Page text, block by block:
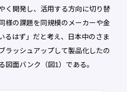
く開発し、活用する方向に切り替
様の課題を同規模のメーカーや金
るはず」だと考え、日本中のさま
ラッシュアップして製品化したの
図面バンク（図1）である。